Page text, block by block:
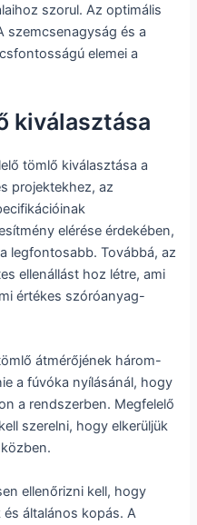
szorul. Az optimális
szemcsenagyság és a
elemei a
kiválasztása
tömlő kiválasztása a
projektekhez, az
elérése érdekében,
legfontosabb. Továbbá, az
ellenállást hoz létre, ami
értékes szóróanyag-
átmérőjének három-
a fúvóka nyílásánál, hogy
a rendszerben. Megfelelő
szerelni, hogy elkerüljük
ellenőrizni kell, hogy
általános kopás. A